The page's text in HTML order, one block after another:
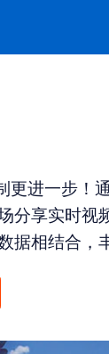
更进一步！
分享实时视
据相结合，